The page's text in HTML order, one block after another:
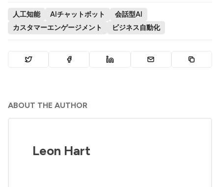
人工知能 AIチャットボット
会話型AI
カスタマーエンゲージメント
ビジネス自動化
ABOUT THE AUTHOR
Leon Hart